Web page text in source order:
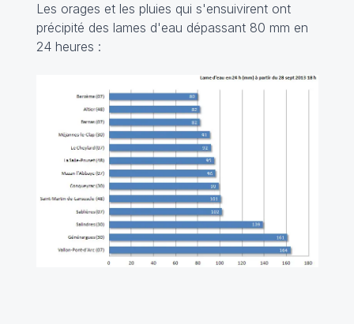
Les orages et les pluies qui s'ensuivirent ont
précipité des lames d'eau dépassant 80 mm en
24 heures :